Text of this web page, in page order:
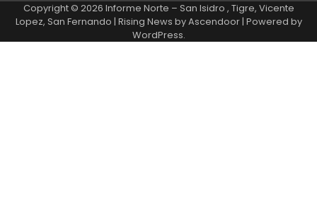
Copyright © 2026 Informe Norte – San Isidro , Tigre, Vicente
Lopez, San Fernando | Rising News byAscendoor| Powered by
WordPress.